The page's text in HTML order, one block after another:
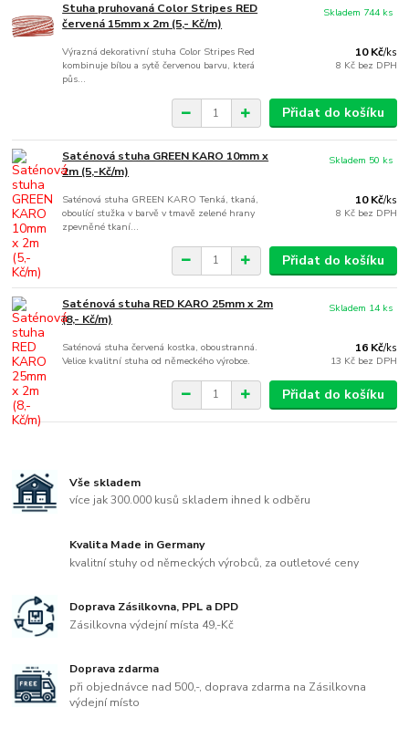
Stuha pruhovaná Color Stripes RED
červená 15mm x 2m (5,- Kč/m)
Výrazná dekorativní stuha Color Stripes Red
kombinuje bílou a sytě červenou barvu, která
půs...
10 Kč/ks
8 Kč bez DPH
Skladem 744 ks
Přidat do košíku
Saténová stuha GREEN KARO 10mm x
2m (5,-Kč/m)
Saténová stuha GREEN KARO Tenká, tkaná,
oboulící stužka v barvě v tmavě zelené hrany
zpevněné tkaní...
10 Kč/ks
8 Kč bez DPH
Skladem 50 ks
Přidat do košíku
Saténová stuha RED KARO 25mm x 2m
(8,- Kč/m)
Saténová stuha červená kostka, oboustranná.
Velice kvalitní stuha od německého výrobce.
16 Kč/ks
13 Kč bez DPH
Skladem 14 ks
Přidat do košíku
Vše skladem
více jak 300.000 kusů skladem ihned k odběru
Kvalita Made in Germany
kvalitní stuhy od německých výrobců, za outletové ceny
Doprava Zásilkovna, PPL a DPD
Zásilkovna výdejní místa 49,-Kč
Doprava zdarma
při objednávce nad 500,-, doprava zdarma na Zásilkovna
výdejní místo